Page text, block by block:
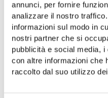
annunci, per fornire
analizzare il nostro
informazioni sul modo in
nostri partner che si
pubblicità e social media,
con altre informazioni che
raccolto dal suo utilizzo
Vorrätig
IN DEN WARENKORB
Aggiungi